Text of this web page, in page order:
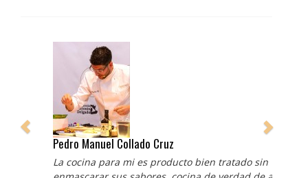
Pedro Manuel Collado Cruz
La cocina para mi es producto bien tratado sin